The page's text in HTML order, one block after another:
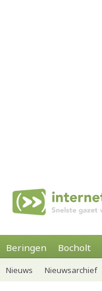
Beringen Bocholt
Nieuws Nieuwsarchief